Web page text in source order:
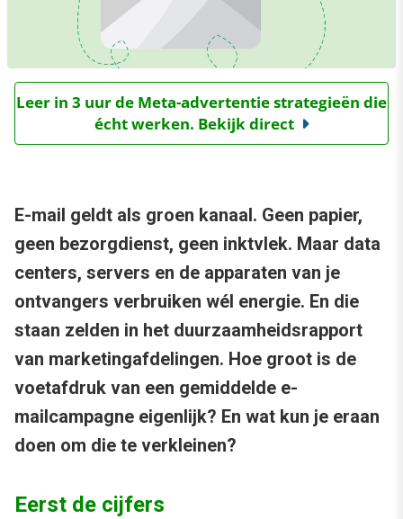
Leer in 3 uur de Meta-advertentie strategieën die
écht werken. Bekijk direct
E-mail geldt als groen kanaal. Geen papier,
geen bezorgdienst, geen inktvlek. Maar data
centers, servers en de apparaten van je
ontvangers verbruiken wél energie. En die
staan zelden in het duurzaamheidsrapport
van marketingafdelingen. Hoe groot is de
voetafdruk van een gemiddelde e-
mailcampagne eigenlijk? En wat kun je eraan
doen om die te verkleinen?
Eerst de cijfers